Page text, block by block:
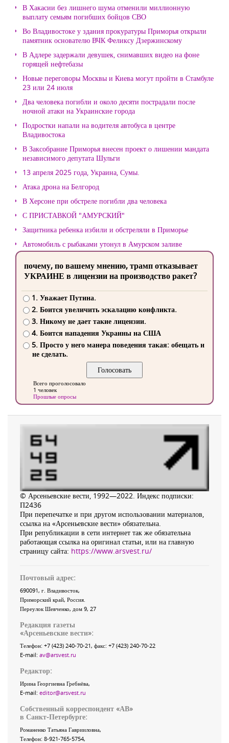
В Хакасии без лишнего шума отменили миллионную
выплату семьям погибших бойцов СВО
Во Владивостоке у здания прокуратуры Приморья открыли
памятник основателю ВЧК Феликсу Дзержинскому
В Адлере задержали девушек, снимавших видео на фоне
горящей нефтебазы
Новые переговоры Москвы и Киева могут пройти в Стамбуле
23 или 24 июля
Два человека погибли и около десяти пострадали после
ночной атаки на Украинские города
Подростки напали на водителя автобуса в центре
Владивостока
В Заксобрание Приморья внесен проект о лишении мандата
независимого депутата Шульги
13 апреля 2025 года, Украина, Сумы.
Атака дрона на Белгород
В Херсоне при обстреле погибли два человека
С ПРИСТАВКОЙ "АМУРСКИЙ"
Защитника ребенка избили и обстреляли в Приморье
Автомобиль с рыбаками утонул в Амурском заливе
почему, по вашему мнению, трамп отказывает
УКРАИНЕ в лицензии на производство ракет?
1. Уважает Путина.
2. Боится увеличить эскалацию конфликта.
3. Никому не дает такие лицензии.
4. Боится нападения Украины на США
5. Просто у него манера поведения такая: обещать и
не сделать.
Всего проголосовало
1 человек
Прошлые опросы
© Арсеньевские вести, 1992—2022. Индекс подписки:
П2436
При перепечатке и при другом использовании материалов,
ссылка на «Арсеньевские вести» обязательна.
При републикации в сети интернет так же обязательна
работающая ссылка на оригинал статьи, или на главную
страницу сайта: https://www.arsvest.ru/
Почтовый адрес:
690091, г. Владивосток,
Приморский край, Россия
Переулок Шевченко, дом 9, 27
Редакция газеты
«Арсеньевские вести»:
Телефон: +7 (423) 240-70-21, факс: +7 (423) 240-70-22
E-mail: av@arsvest.ru
Редактор:
Ирина Георгиевна Гребнёва,
E-mail: editor@arsvest.ru
Собственный корреспондент «АВ»
в Санкт-Петербурге:
Романенко Татьяна Гаврииловна,
Телефон: 8-921-765-5754,